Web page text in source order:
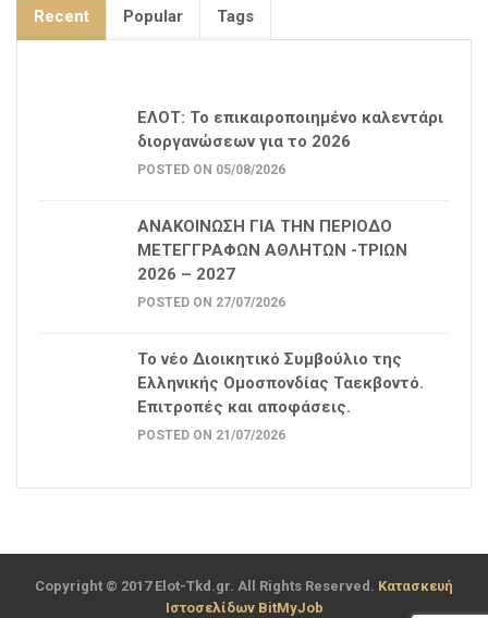
Recent Popular Tags
ΕΛΟΤ: Το επικαιροποιημένο καλεντάρι
διοργανώσεων για το 2026
POSTED ON 05/08/2026
ΑΝΑΚΟΙΝΩΣΗ ΓΙΑ ΤΗΝ ΠΕΡΙΟΔΟ
ΜΕΤΕΓΓΡΑΦΩΝ ΑΘΛΗΤΩΝ -ΤΡΙΩΝ
2026 – 2027
POSTED ON 27/07/2026
Το νέο Διοικητικό Συμβούλιο της
Ελληνικής Ομοσπονδίας Ταεκβοντό.
Επιτροπές και αποφάσεις.
POSTED ON 21/07/2026
Copyright © 2017 Elot-Tkd.gr. All Rights Reserved. Κατασκευή
Ιστοσελίδων BitMyJob